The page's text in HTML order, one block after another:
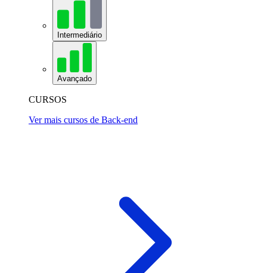
Intermediário
Avançado
CURSOS
Ver mais cursos de Back-end